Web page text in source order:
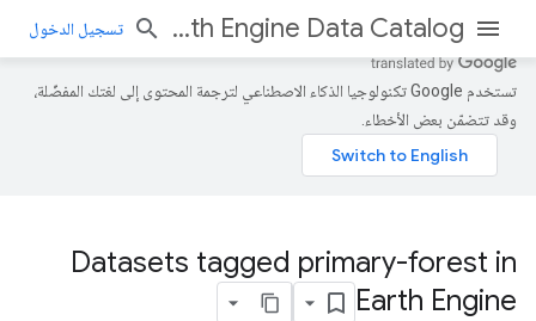
Earth Engine Data Catalog تسجيل الدخول
تستخدم Google تكنولوجيا الذكاء الاصطناعي لترجمة المحتوى إلى لغتك المفضّلة،
وقد تتضمّن بعض الأخطاء.
Datasets tagged primary-forest in
Earth Engine